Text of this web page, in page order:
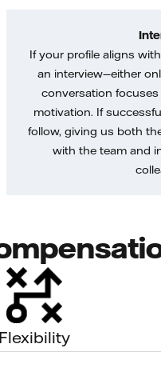
If your profile aligns
an interview—either
conversation
motivation. If
follow, giving us both
with the team and
Flexibility